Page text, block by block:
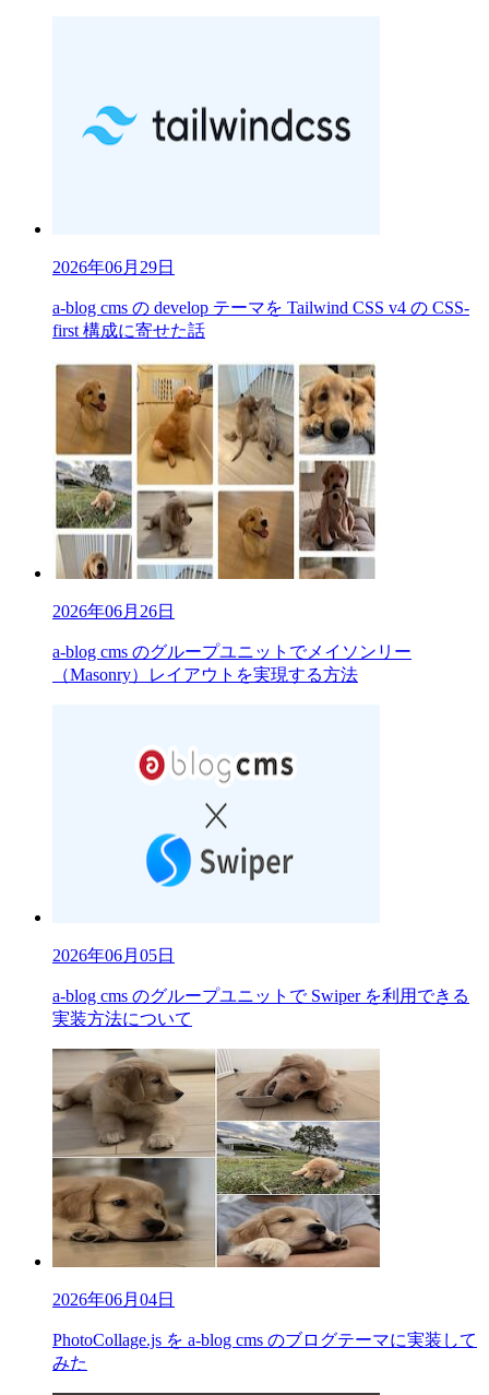
2026年06月29日
a-blog cms の develop テーマを Tailwind CSS v4 の CSS-
first 構成に寄せた話
2026年06月26日
a-blog cms のグループユニットでメイソンリー
（Masonry）レイアウトを実現する方法
2026年06月05日
a-blog cms のグループユニットで Swiper を利用できる
実装方法について
2026年06月04日
PhotoCollage.js を a-blog cms のブログテーマに実装して
みた